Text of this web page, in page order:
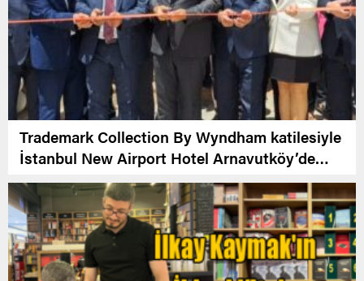
Trademark Collection By Wyndham katilesiyle
İstanbul New Airport Hotel Arnavutköy’de
Açıldı